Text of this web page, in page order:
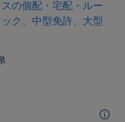
の個配・宅配・ルー
ク、中型免許、大型